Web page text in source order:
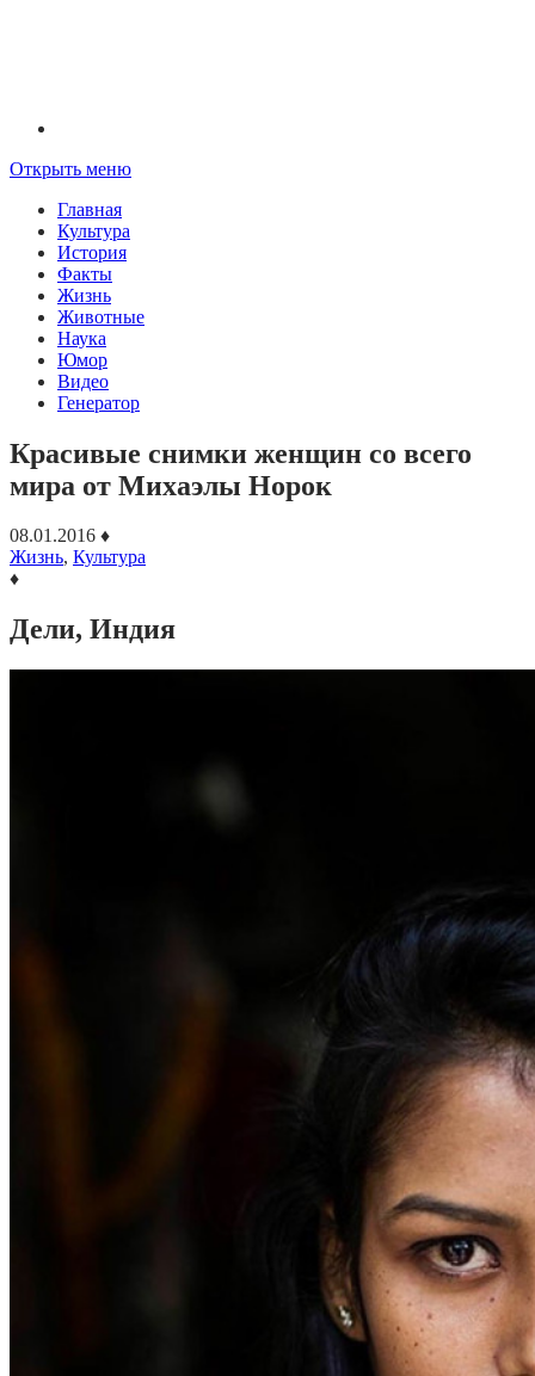
Открыть меню
Главная
Культура
История
Факты
Жизнь
Животные
Наука
Юмор
Видео
Генератор
Красивые снимки женщин со всего
мира от Михаэлы Норок
08.01.2016 ♦
Жизнь, Культура
♦
Дели, Индия